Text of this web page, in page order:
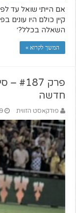
אם הייתי שואל עד
קיין כולם היו
השאלה בכלל?׳
המשך לקרוא »
פרק
חדשה
פודקאסט הזווית 9 במרץ 2021